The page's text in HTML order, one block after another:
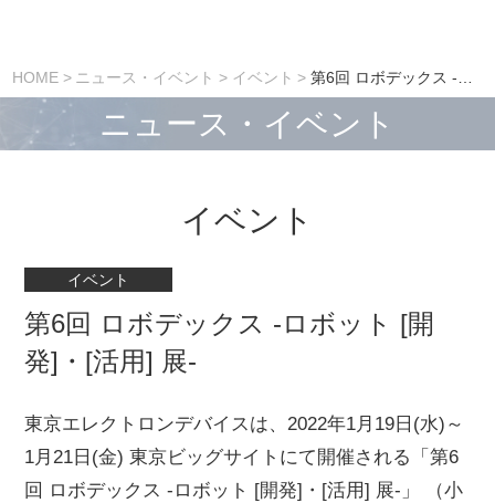
HOME ニュース・イベント イベント
ニュース・イベント
イベント
イベント
第6回 ロボデックス -ロボット [開
発]・[活用] 展-
東京エレクトロンデバイスは、2022年1月19日(水)～
1月21日(金) 東京ビッグサイトにて開催される「第6
回 ロボデックス -ロボット [開発]・[活用] 展-」 （小